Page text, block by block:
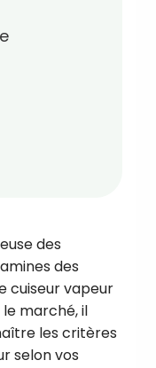
des
des
cuiseur vapeur
marché, il
les critères
selon vos